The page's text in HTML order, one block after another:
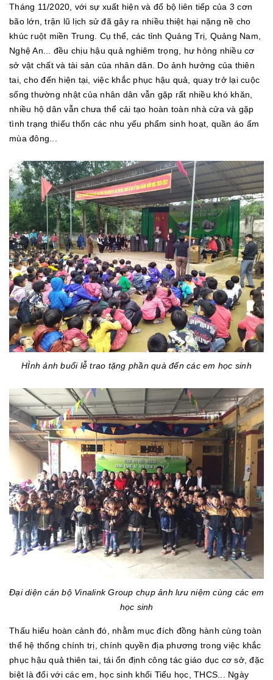
Tháng 11/2020, với sự xuất hiện và đổ bộ liên tiếp của 3 cơn
bão lớn, trận lũ lịch sử đã gây ra nhiều thiệt hại nặng nề cho
khúc ruột miền Trung. Cụ thể, các tỉnh Quảng Trị, Quảng Nam,
Nghệ An... đều chịu hậu quả nghiêm trọng, hư hỏng nhiều cơ
sở vật chất và tài sản của nhân dân. Do ảnh hưởng của thiên
tai, cho đến hiện tại, việc khắc phục hậu quả, quay trở lại cuộc
sống thường nhật của nhân dân vẫn gặp rất nhiều khó khăn,
nhiều hộ dân vẫn chưa thể cải tạo hoàn toàn nhà cửa và gặp
tình trạng thiếu thốn các nhu yếu phẩm sinh hoạt, quần áo ấm
mùa đông...
HÌnh ảnh buổi lễ trao tặng phần quà đến các em học sinh
Đại diện cán bộ Vinalink Group chụp ảnh lưu niệm cùng các em
học sinh
Thấu hiểu hoàn cảnh đó, nhằm mục đích đồng hành cùng toàn
thể hệ thống chính trị, chính quyền địa phương trong việc khắc
phục hậu quả thiên tai, tái ổn định công tác giáo dục cơ sở, đặc
biệt là đối với các em, học sinh khối Tiểu học, THCS... Ngày